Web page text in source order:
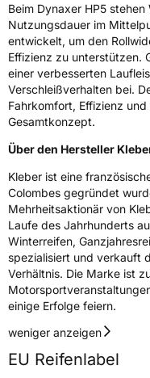
3PMSF /
EPREL ID2148729
Allgemeine
Herstellerkontakt
Beim Dynaxer HP5
Nutzungsdauer im
entwickelt, um den
Effizienz zu unterstützen.
einer verbesserten
Verschleißverhalten bei.
Fahrkomfort, Effizienz
Gesamtkonzept.
Über den Hersteller
Kleber ist eine
Colombes gegründet
Mehrheitsaktionär von
Laufe des Jahrhunderts
Winterreifen,
spezialisiert und verkauft
Verhältnis. Die Marke ist
einige Erfolge feiern.
weniger anzeigen
EU Reifenlabel